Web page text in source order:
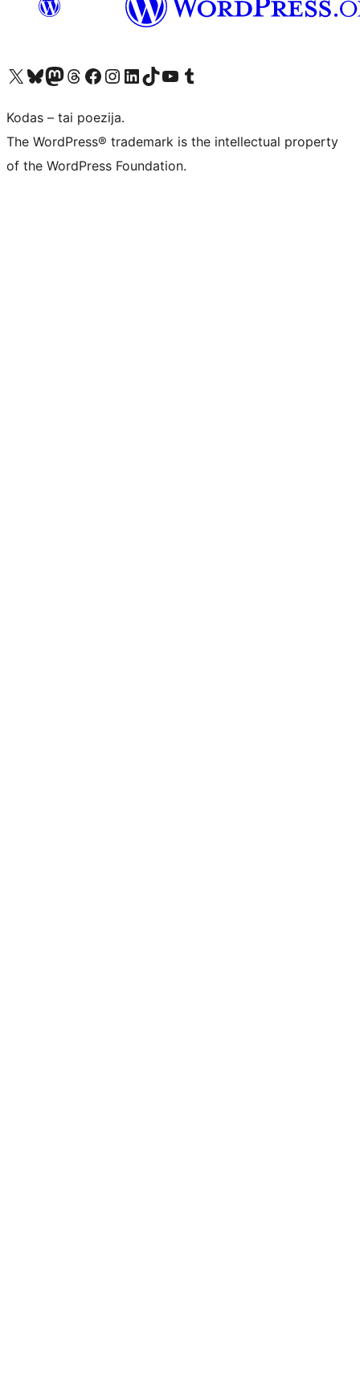
Visit our X (formerly Twitter) account
Apsilankykite mūsų Bluesky paskyroje
Visit our Mastodon account
Apsilankykite mūsų Threads paskyroje
Visit our Facebook page
Visit our Instagram account
Visit our LinkedIn account
Apsilankykite mūsų TikTok paskyroje
Visit our YouTube channel
Apsilankykite mūsų Tumblr paskyroje
Kodas – tai poezija.
The WordPress® trademark is the intellectual property
of the WordPress Foundation.